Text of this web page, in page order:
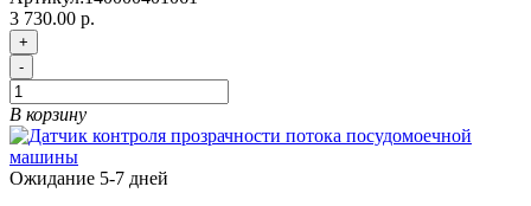
3 730.00 р.
+
-
В корзину
Ожидание 5-7 дней